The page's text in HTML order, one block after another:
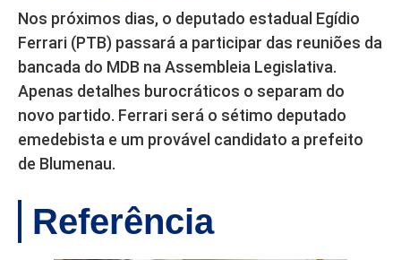
Nos próximos dias, o deputado estadual Egídio
Ferrari (PTB) passará a participar das reuniões da
bancada do MDB na Assembleia Legislativa.
Apenas detalhes burocráticos o separam do
novo partido. Ferrari será o sétimo deputado
emedebista e um provável candidato a prefeito
de Blumenau.
Referência